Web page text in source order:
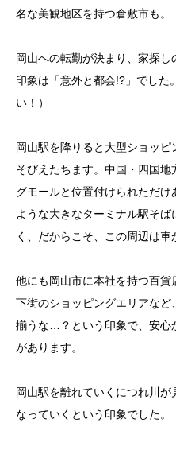
名な美観地区を持つ倉敷市も。
岡山への転勤が決まり、家探
印象は「意外と都会!?」でした
い！）
岡山駅を降りると大型ショッ
そびえたちます。中国・四国
グモールと位置付けられただ
ような大きなターミナル駅そ
く、だからこそ、この周辺は車
他にも岡山市に本社を持つ百
下街のショッピングエリアな
揃うな…？という印象で、安心
があります。
岡山駅を離れていくにつれ川
なっていくという印象でした。